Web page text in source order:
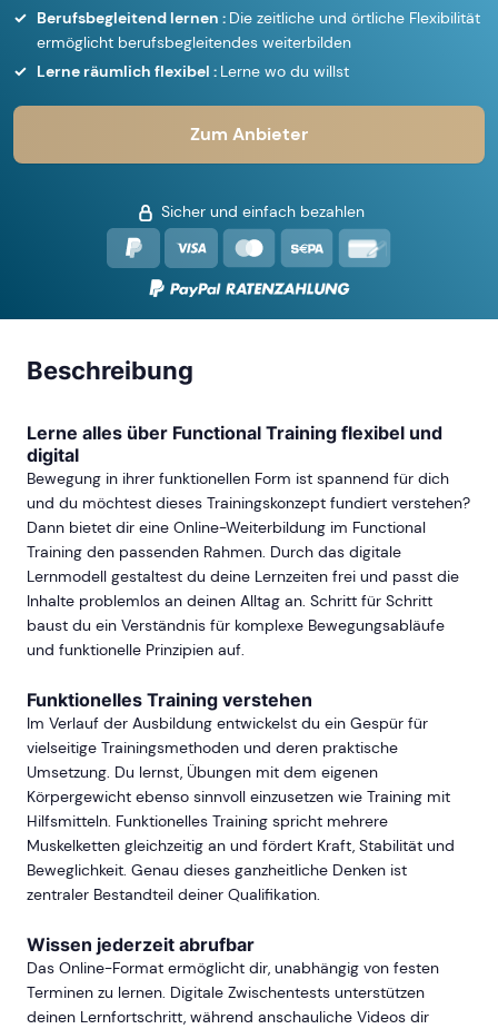
Berufsbegleitend lernen : Die zeitliche und örtliche Flexibilität
ermöglicht berufsbegleitendes weiterbilden
Lerne räumlich flexibel : Lerne wo du willst
Zum Anbieter
Sicher und einfach bezahlen
Beschreibung
Lerne alles über Functional Training flexibel und
digital
Bewegung in ihrer funktionellen Form ist spannend für dich
und du möchtest dieses Trainingskonzept fundiert verstehen?
Dann bietet dir eine Online-Weiterbildung im Functional
Training den passenden Rahmen. Durch das digitale
Lernmodell gestaltest du deine Lernzeiten frei und passt die
Inhalte problemlos an deinen Alltag an. Schritt für Schritt
baust du ein Verständnis für komplexe Bewegungsabläufe
und funktionelle Prinzipien auf.
Funktionelles Training verstehen
Im Verlauf der Ausbildung entwickelst du ein Gespür für
vielseitige Trainingsmethoden und deren praktische
Umsetzung. Du lernst, Übungen mit dem eigenen
Körpergewicht ebenso sinnvoll einzusetzen wie Training mit
Hilfsmitteln. Funktionelles Training spricht mehrere
Muskelketten gleichzeitig an und fördert Kraft, Stabilität und
Beweglichkeit. Genau dieses ganzheitliche Denken ist
zentraler Bestandteil deiner Qualifikation.
Wissen jederzeit abrufbar
Das Online-Format ermöglicht dir, unabhängig von festen
Terminen zu lernen. Digitale Zwischentests unterstützen
deinen Lernfortschritt, während anschauliche Videos dir